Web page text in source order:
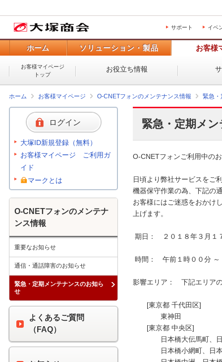
サポート イベ
ホーム ソリューション・製品 お客様
お客様マイページ
トップ
お役立ち情報
ホーム お客様マイページ O-CNETフォンのメンテナンス情報 緊急・
緊急・定期メ
O-CNETフォンご利用中の
日頃より弊社サービスをご
機器保守作業の為、下記の
お客様にはご迷惑をおかけ
上げます。
影響エリア：　下記エリ
[東京都 千代田区]
東神田
[東京都 中央区]
日本橋大伝馬町、日本
日本橋小網町、日本橋
ログイン
大塚ID新規登録（無料）
お客様マイページ ご利用ガ
イド
マークとは
O-CNETフォンのメンテナ
ンス情報
重要なお知らせ
通信・通話障害のお知らせ
緊急・定期メンテナンスのお知ら
せ
よくあるご質問
（FAQ）